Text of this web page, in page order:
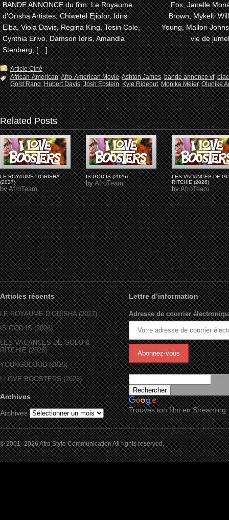
BANDE ANNONCE du film: Le Royaume
d’Orïsha Artistes: Chiwetel Ejiofor, Idris
Elba, Viola Davis, Regina King, Tosin Cole,
Cynthia Erivo, Damson Idris, Amandla
Stenberg, […]
Fox, Janelle
Brown, Mykelti
Young, Mallori
vie de
Article Ciné
African-American,Afro-American Movie,Ashton James,bande annonce vf,
Gord Rand,Hubert Davis,Josh Epstein,Kyle Rideout,Monika Meier,Olunike
Related Posts
LE ROYAUME D'ORÏSHA
(2027)
byAfroTeam
IS GOD IS (2026)
byAfroTeam
LES VACANCES DE
RITCHIE (2026)
byAfroTeam
Articles récents
LE ROYAUME D’ORÏSHA (2027)
IS GOD IS (2026)
LES VACANCES DE GOLO &
RITCHIE (2026)
YOUNGBLOOD (2025)
I LOVE BOOSTERS (2026)
Archives
Archives
Lettre d’information
Adresse de courrier
Trouves ton film en Streaming
© 2001- 2026 Afro Style Communication All rights reserved.